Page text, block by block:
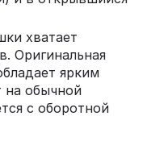
хватает
Оригинальная
ярким
на обычной
с оборотной